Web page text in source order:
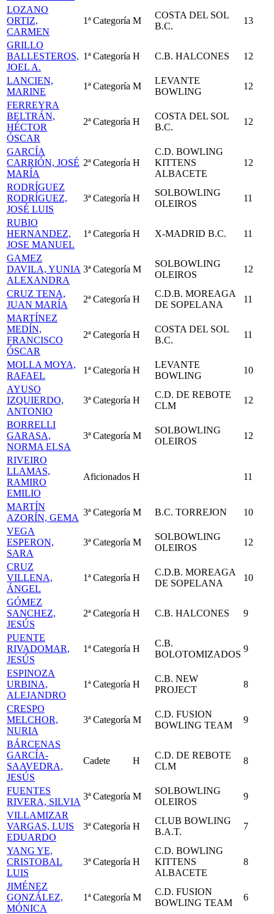
LOZANO
ORTIZ,
CARMEN
1ª Categoría M
COSTA DEL SOL
B.C.
13
GRILLO
BALLESTEROS,
JOEL A.
1ª Categoría H C.B. HALCONES 12
LANCIEN,
MARINE
1ª Categoría M
LEVANTE
BOWLING
12
FERREYRA
BELTRÁN,
HÉCTOR
ÓSCAR
2ª Categoría H
COSTA DEL SOL
B.C.
12
GARCÍA
CARRIÓN, JOSÉ
MARÍA
2ª Categoría H
C.D. BOWLING
KITTENS
ALBACETE
12
RODRÍGUEZ
RODRÍGUEZ,
JOSÉ LUIS
3ª Categoría H
SOLBOWLING
OLEIROS
11
RUBIO
HERNANDEZ,
JOSE MANUEL
1ª Categoría H X-MADRID B.C. 11
GAMEZ
DAVILA, YUNIA
ALEXANDRA
3ª Categoría M
SOLBOWLING
OLEIROS
12
CRUZ TENA,
JUAN MARÍA
2ª Categoría H
C.D.B. MOREAGA
DE SOPELANA
11
MARTÍNEZ
MEDÍN,
FRANCISCO
ÓSCAR
2ª Categoría H
COSTA DEL SOL
B.C.
11
MOLLA MOYA,
RAFAEL
1ª Categoría H
LEVANTE
BOWLING
10
AYUSO
IZQUIERDO,
ANTONIO
3ª Categoría H
C.D. DE REBOTE
CLM
12
BORRELLI
GARASA,
NORMA ELSA
3ª Categoría M
SOLBOWLING
OLEIROS
12
RIVEIRO
LLAMAS,
RAMIRO
EMILIO
Aficionados H 11
MARTÍN
AZORÍN, GEMA
3ª Categoría M B.C. TORREJON
10
VEGA
ESPERON,
SARA
3ª Categoría M
SOLBOWLING
OLEIROS
12
CRUZ
VILLENA,
ÁNGEL
1ª Categoría H
C.D.B. MOREAGA
DE SOPELANA
10
GÓMEZ
SANCHEZ,
JESÚS
2ª Categoría H C.B. HALCONES 9
PUENTE
RIVADOMAR,
JESÚS
1ª Categoría H
C.B.
BOLOTOMIZADOS
9
ESPINOZA
URBINA,
ALEJANDRO
1ª Categoría H
C.B. NEW
PROJECT
8
CRESPO
MELCHOR,
NURIA
3ª Categoría M
C.D. FUSION
BOWLING TEAM
9
BÁRCENAS
GARCÍA-
SAAVEDRA,
JESÚS
Cadete H
C.D. DE REBOTE
CLM
8
FUENTES
RIVERA, SILVIA
3ª Categoría M
SOLBOWLING
OLEIROS
9
VILLAMIZAR
VARGAS, LUIS
EDUARDO
3ª Categoría H
CLUB BOWLING
B.A.T.
7
YANG YE,
CRISTOBAL
LUIS
3ª Categoría H
C.D. BOWLING
KITTENS
ALBACETE
8
JIMÉNEZ
GONZÁLEZ,
MÓNICA
1ª Categoría M
C.D. FUSION
BOWLING TEAM
6